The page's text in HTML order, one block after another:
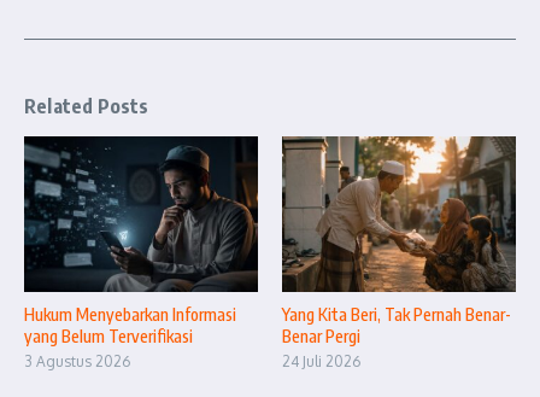
Related Posts
Hukum Menyebarkan Informasi
yang Belum Terverifikasi
3 Agustus 2026
Yang Kita Beri, Tak Pernah Benar-
Benar Pergi
24 Juli 2026